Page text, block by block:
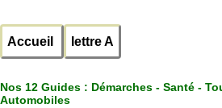
Accueil lettre A
Nos 12 Guides : Démarches - Santé -
Automobiles